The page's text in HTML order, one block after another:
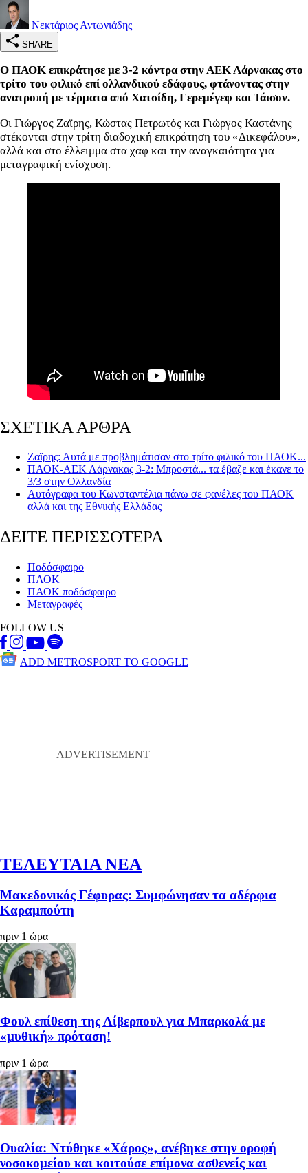
Νεκτάριος Αντωνιάδης
SHARE
Ο ΠΑΟΚ επικράτησε με 3-2 κόντρα στην ΑΕΚ Λάρνακας στο
τρίτο του φιλικό επί ολλανδικού εδάφους, φτάνοντας στην
ανατροπή με τέρματα από Χατσίδη, Γερεμέγεφ και Τάισον.
Οι Γιώργος Ζαϊρης, Κώστας Πετρωτός και Γιώργος Καστάνης
στέκονται στην τρίτη διαδοχική επικράτηση του «Δικεφάλου»,
αλλά και στο έλλειμμα στα χαφ και την αναγκαιότητα για
μεταγραφική ενίσχυση.
ΣΧΕΤΙΚΑ ΑΡΘΡΑ
Ζαϊρης: Αυτά με προβλημάτισαν στο τρίτο φιλικό του ΠΑΟΚ...
ΠΑΟΚ-ΑΕΚ Λάρνακας 3-2: Μπροστά... τα έβαζε και έκανε το
3/3 στην Ολλανδία
Αυτόγραφα του Κωνσταντέλια πάνω σε φανέλες του ΠΑΟΚ
αλλά και της Εθνικής Ελλάδας
ΔΕΙΤΕ ΠΕΡΙΣΣΟΤΕΡΑ
Ποδόσφαιρο
ΠΑΟΚ
ΠΑΟΚ ποδόσφαιρο
Μεταγραφές
FOLLOW US
ADD METROSPORT TO GOOGLE
ΤΕΛΕΥΤΑΙΑ ΝΕΑ
Μακεδονικός Γέφυρας: Συμφώνησαν τα αδέρφια
Καραμπούτη
πριν 1 ώρα
Φουλ επίθεση της Λίβερπουλ για Μπαρκολά με
«μυθική» πρόταση!
πριν 1 ώρα
Ουαλία: Ντύθηκε «Χάρος», ανέβηκε στην οροφή
νοσοκομείου και κοιτούσε επίμονα ασθενείς και